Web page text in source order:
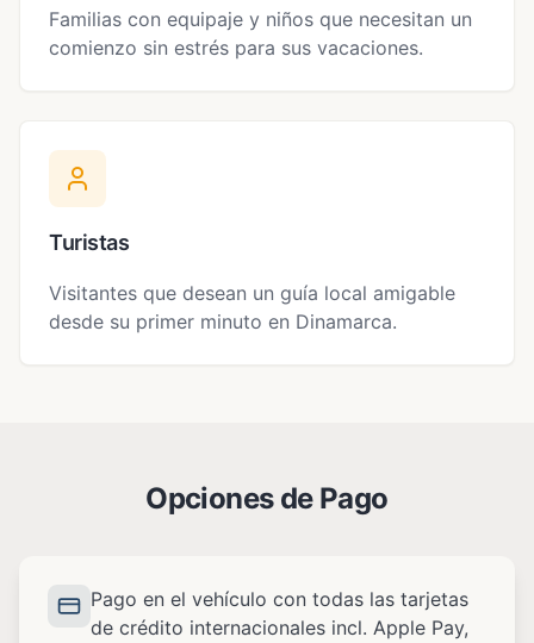
Familias con equipaje y niños que necesitan un
comienzo sin estrés para sus vacaciones.
Turistas
Visitantes que desean un guía local amigable
desde su primer minuto en Dinamarca.
Opciones de Pago
Pago en el vehículo con todas las tarjetas
de crédito internacionales incl. Apple Pay,